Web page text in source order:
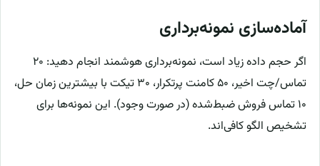
آماده‌سازی نمونه‌برداری
اگر حجم داده زیاد است، نمونه‌برداری هوشمند انجام دهید: ۲۰
تماس/چت اخیر، ۵۰ کامنت پرتکرار، ۳۰ تیکت با بیشترین زمان حل،
۱۰ تماس فروش ضبط‌شده (در صورت وجود). این نمونه‌ها برای
تشخیص الگو کافی‌اند.